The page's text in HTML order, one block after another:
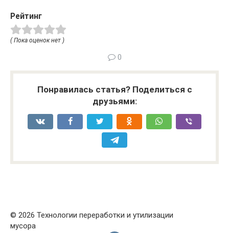
Рейтинг
( Пока оценок нет )
0
Понравилась статья? Поделиться с
друзьями:
© 2026 Технологии переработки и утилизации
мусора